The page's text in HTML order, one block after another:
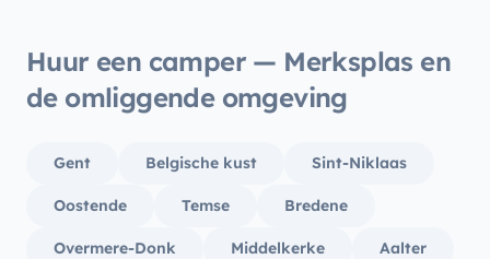
Huur een camper — Merksplas en
de omliggende omgeving
Gent Belgische kust Sint-Niklaas
Oostende Temse Bredene
Overmere-Donk Middelkerke Aalter